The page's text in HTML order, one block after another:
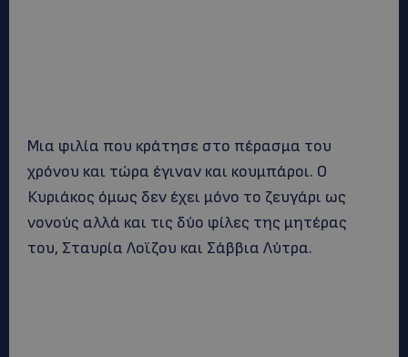
Μια φιλία που κράτησε στο πέρασμα του
χρόνου και τώρα έγιναν και κουμπάροι. Ο
Κυριάκος όμως δεν έχει μόνο το ζευγάρι ως
νονούς αλλά και τις δύο φίλες της μητέρας
του, Σταυρία Λοϊζου και Σάββια Λύτρα.